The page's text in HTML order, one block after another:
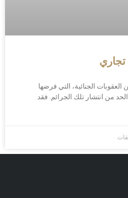
الجنائية، التي فرضها
من انتشار تلك الجرائم. فقد